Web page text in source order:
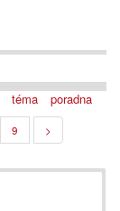
téma poradna
9 >